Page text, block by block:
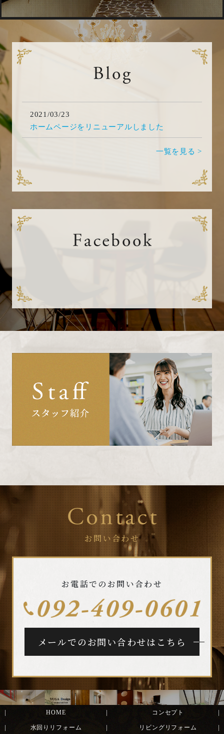
2021/03/23
ホームページをリニューアルしました
一覧を見る >
お問い合わせ
お電話でのお問い合わせ
メールでのお問い合わせはこちら
HOME コンセプト
水回りリフォーム リビングリフォーム